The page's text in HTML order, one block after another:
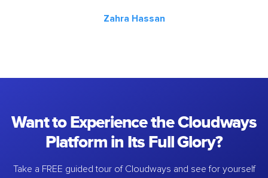
Zahra Hassan
Want to Experience the Cloudways
Platform in Its Full Glory?
Take a FREE guided tour of Cloudways and see for yourself